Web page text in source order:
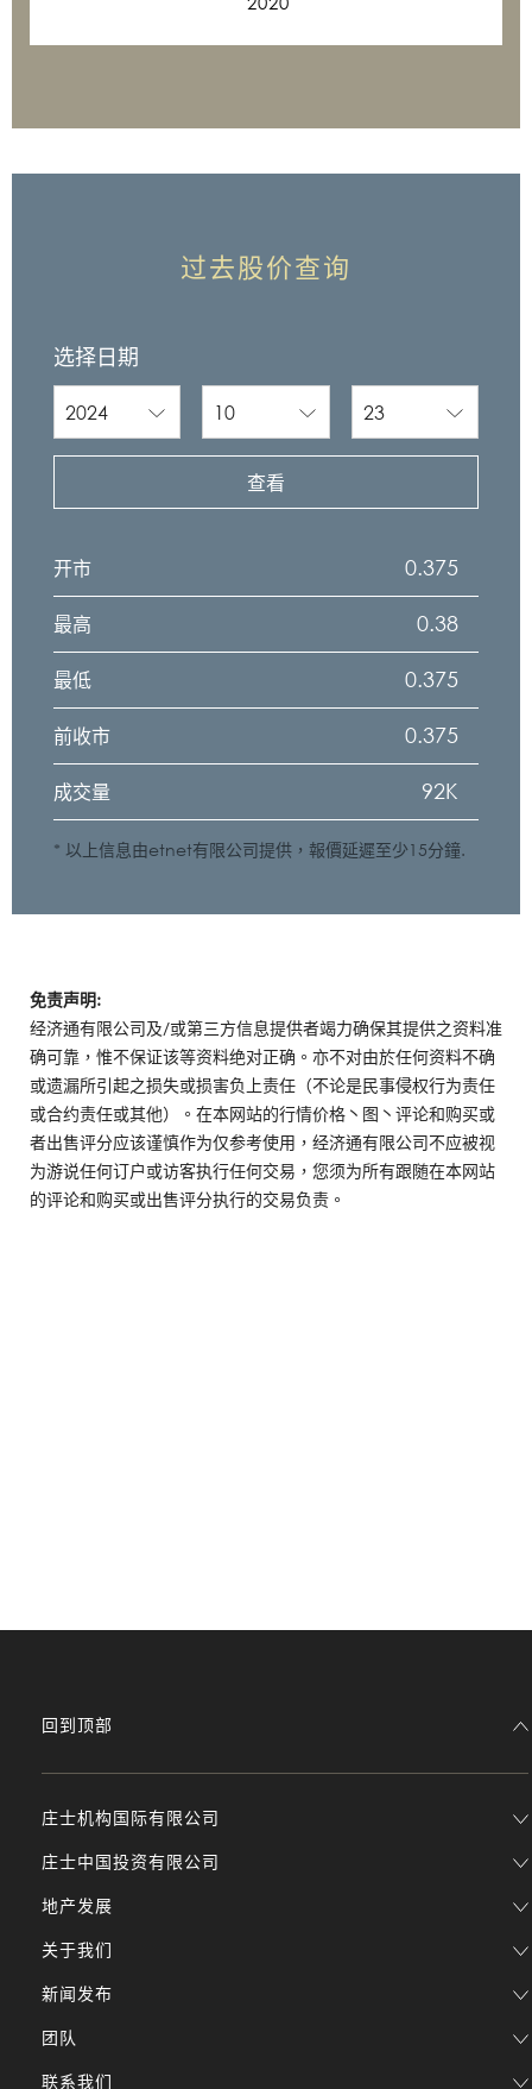
过去股价查询
选择日期
查看
开市 0.375
最高 0.38
最低 0.375
前收市 0.375
成交量 92K
* 以上信息由etnet有限公司提供，報價延遲至少15分鐘.
免责声明:
经济通有限公司及/或第三方信息提供者竭力确保其提供之资料准
确可靠，惟不保证该等资料绝对正确。亦不对由於任何资料不确
或遗漏所引起之损失或损害负上责任（不论是民事侵权行为责任
或合约责任或其他）。在本网站的行情价格丶图丶评论和购买或
者出售评分应该谨慎作为仅参考使用，经济通有限公司不应被视
为游说任何订户或访客执行任何交易，您须为所有跟随在本网站
的评论和购买或出售评分执行的交易负责。
庄士机构国际有限公司
庄士中国投资有限公司
地产发展
关于我们
新闻发布
团队
回到顶部
联系我们